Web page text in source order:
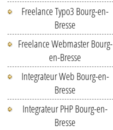
Freelance Typo3 Bourg-en-
Bresse
Freelance Webmaster Bourg-
en-Bresse
Integrateur Web Bourg-en-
Bresse
Integrateur PHP Bourg-en-
Bresse